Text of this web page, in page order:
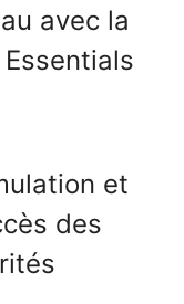
avec la
et
des